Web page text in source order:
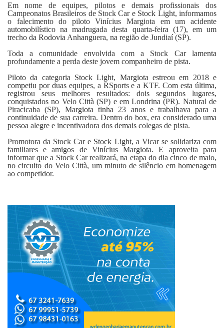
Em nome de equipes, pilotos e demais profissionais dos
Campeonatos Brasileiros de Stock Car e Stock Light, informamos
o falecimento do piloto Vinícius Margiota em um acidente
automobilístico na madrugada desta quarta-feira (17), em um
trecho da Rodovia Anhanguera, na região de Jundiaí (SP).
Toda a comunidade envolvida com a Stock Car lamenta
profundamente a perda deste jovem companheiro de pista.
Piloto da categoria Stock Light, Margiota estreou em 2018 e
competiu por duas equipes, a RSports e a KTF. Com esta última,
registrou seus melhores resultados: dois segundos lugares,
conquistados no Velo Città (SP) e em Londrina (PR). Natural de
Piracicaba (SP), Margiota tinha 23 anos e trabalhava para a
continuidade de sua carreira. Dentro do box, era considerado uma
pessoa alegre e incentivadora dos demais colegas de pista.
Promotora da Stock Car e Stock Light, a Vicar se solidariza com
familiares e amigos de Vinícius Margiota. E aproveita para
informar que a Stock Car realizará, na etapa do dia cinco de maio,
no circuito do Velo Città, um minuto de silêncio em homenagem
ao competidor.